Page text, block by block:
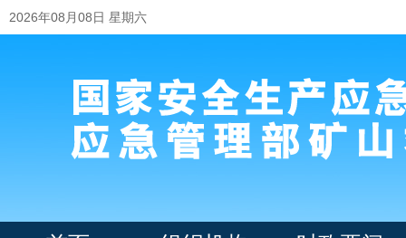
2026年08月08日 星期六